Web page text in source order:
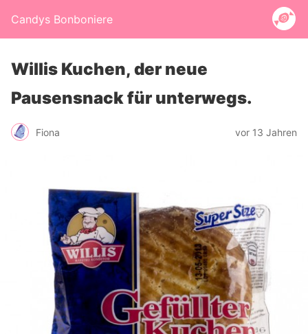
Candys Bonboniere
Willis Kuchen, der neue
Pausensnack für unterwegs.
Fiona vor 13 Jahren